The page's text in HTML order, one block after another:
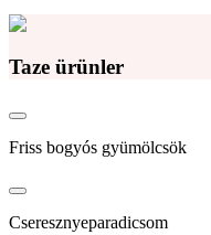
Taze ürünler
Friss bogyós gyümölcsök
Cseresznyeparadicsom